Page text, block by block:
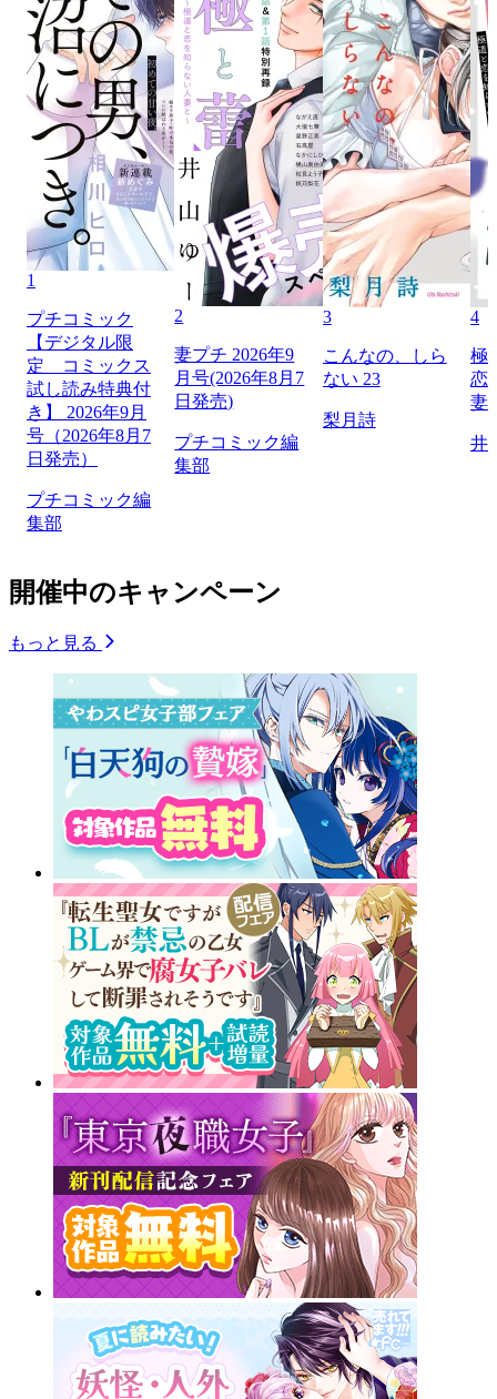
1
プチコミック
【デジタル限
定 コミックス
試し読み特典付
き】 2026年9月
号（2026年8月7
日発売）
プチコミック編
集部
2
妻プチ 2026年9
月号(2026年8月7
日発売)
プチコミック編
集部
3
こんなの、しら
ない 23
梨月詩
4
極
恋
妻
井
開催中のキャンペーン
もっと見る